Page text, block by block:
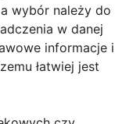
wybór należy do
w danej
informacje i
łatwiej jest